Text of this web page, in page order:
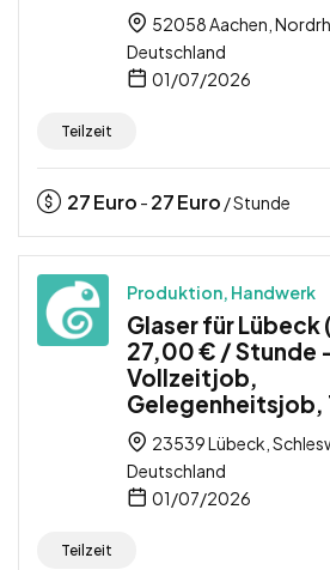
52058 Aachen,
Deutschland
01/07/2026
Teilzeit
27Euro - 27Euro / Stunde
Produktion, Handwerk
Glaser für
27,00 € / Stunde
Vollzeitjob,
23539 Lübeck,
Deutschland
01/07/2026
Teilzeit